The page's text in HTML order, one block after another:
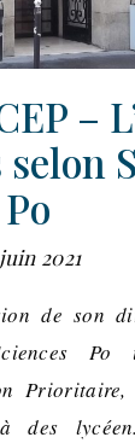
–
Po
2021
Po
Prioritaire,
des